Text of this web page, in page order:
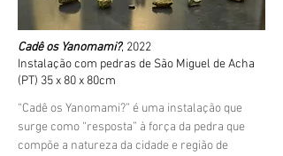
Cadê os Yanomami?, 2022
Instalação com pedras de São Miguel de Acha
(PT) 35 x 80 x 80cm
“Cadê os Yanomami?” é uma instalação que
surge como “resposta” à força da pedra que
compõe a natureza da cidade e região de